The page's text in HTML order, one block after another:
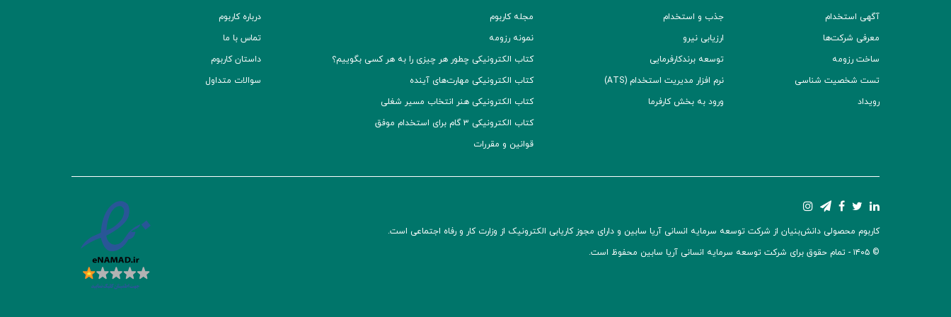
آگهی استخدام
معرفی شرکت‌ها
ساخت رزومه
تست شخصیت شناسی
رویداد
جذب و استخدام
ارزیابی نیرو
توسعه برند‌کارفرمایی
نرم افزار مدیریت استخدام (ATS)
ورود به بخش کارفرما
مجله کاربوم
نمونه رزومه
کتاب الکترونیکی چطور هر چیزی را به هر کسی بگوییم؟
کتاب الکترونیکی مهارت‌های آینده
کتاب الکترونیکی هنر انتخاب مسیر شغلی
کتاب الکترونیکی ۳ گام برای استخدام موفق
قوانین و مقررات
درباره کاربوم
تماس با ما
داستان کاربوم
سوالات متداول
کاربوم محصولی دانش‌بنیان از شرکت توسعه سرمایه انسانی آریا سابین و دارای مجوز کاریابی الکترونیک از وزارت کار و رفاه اجتماعی است.
© ۱۴۰۵ -
تمام حقوق برای شرکت توسعه سرمایه انسانی آریا سابین محفوظ است.